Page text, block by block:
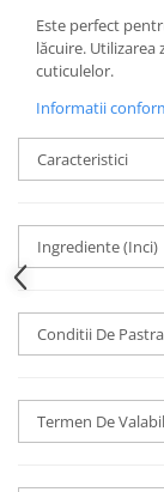
Este perfect
lăcuire. Utilizarea
cuticulelor.
Informatii
Caracteristici
Ingrediente (Inci)
Conditii De
Termen De